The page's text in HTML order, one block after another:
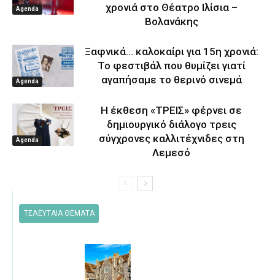
Agenda
χρονιά στο Θέατρο Ιλίσια –
Βολανάκης
Agenda
Ξαφνικά… καλοκαίρι για 15η χρονιά:
Το φεστιβάλ που θυμίζει γιατί
αγαπήσαμε το θερινό σινεμά
Agenda
Η έκθεση «ΤΡΕΙΣ» φέρνει σε
δημιουργικό διάλογο τρεις
σύγχρονες καλλιτέχνιδες στη
Λεμεσό
ΤΕΛΕΥΤΑΙΑ ΘΕΜΑΤΑ